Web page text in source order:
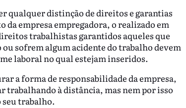
qualquer distinção de direitos e garantias
empresa empregadora, o realizado em
trabalhistas garantidos aqueles que
sofrem algum acidente do trabalho devem
laboral no qual estejam inseridos.
a forma de responsabilidade da empresa,
trabalhando à distância, mas nem por isso
seu trabalho.